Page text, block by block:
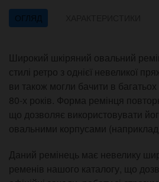
ОГЛЯД
Широкий шкіряний овальний
стилі ретро з однієї невеликої
ви також могли бачити в
80-х років. Форма ремінця
що дозволяє використовувати
овальними корпусами
Даний ремінець має невелику
ременів нашого каталогу, що